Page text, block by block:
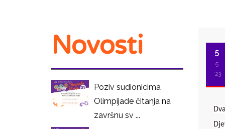
5
5
'23
Novosti
Poziv sudionicima
Olimpijade čitanja na
završnu sv ...